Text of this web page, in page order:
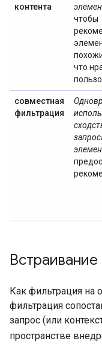
контента
чтобы
что
совместная
фильтрация
Как фильтрация на
фильтрация
запрос (или
пространстве